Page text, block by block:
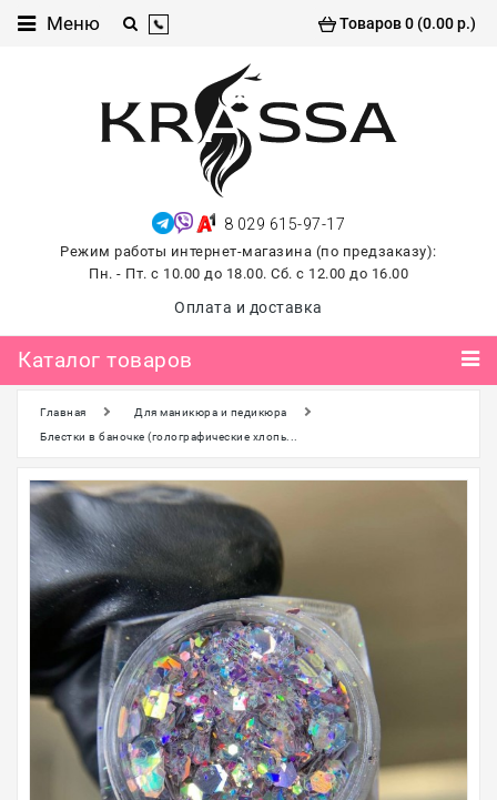
Меню Товаров 0 (0.00 р.)
8 029 615-97-17
Режим работы интернет-магазина (по предзаказу):
Пн. - Пт. с 10.00 до 18.00. Сб. с 12.00 до 16.00
Оплата и доставка
Каталог товаров
Каталог
и
педикюра
Для
наращивания и
ресниц
Для
бровей
Для
депиляции
Электрооборудование
Парафинотерапия
Главная
Для маникюра и педикюра
Блестки в баночке (голографические хлопь...